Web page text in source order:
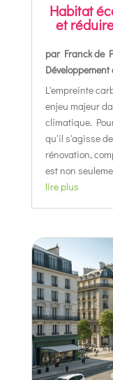
Habitat
et
par Franck de
L'empreinte
enjeu majeur
climatique.
qu'il s'agisse
rénovation,
est non
lire plus